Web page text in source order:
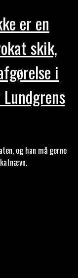
er en
skik,
i
og han må gerne